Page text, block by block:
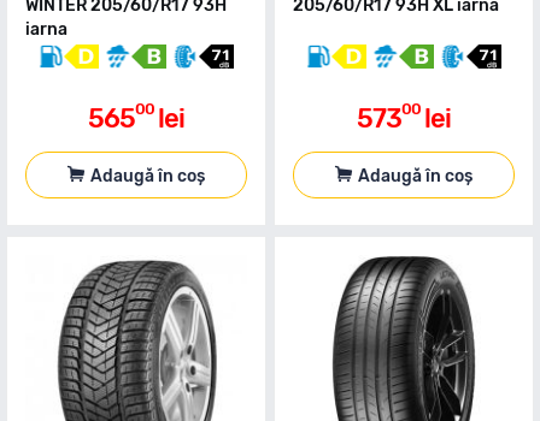
WINTER 205/60/R17 93H
iarna
56500 lei
Adaugă în coș
205/60/R17 93H XL iarna
57300 lei
Adaugă în coș